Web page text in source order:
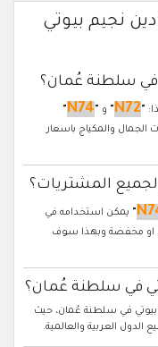
نجيم بيوتي
في سلطنة عُمان؟
"
N72
" و "
N74
"
والمكياج باسعار
المشتريات؟
" يمكن استخدامه في
او مخفضة وبهذا سوف
في سلطنة عُمان؟
بيوتي في سلطنة عُمان، حيث
الدول العربية والعالمية.